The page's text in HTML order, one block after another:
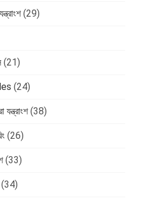
(29)
(21)
(24)
(38)
(26)
(33)
(34)